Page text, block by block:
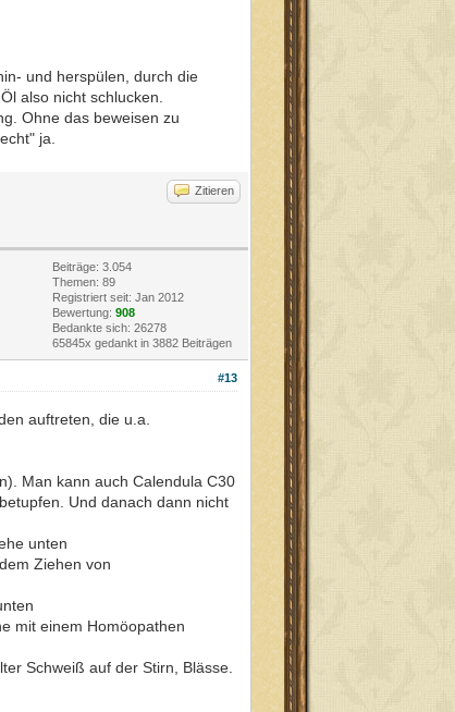
und herspülen, durch die
also nicht schlucken.
Ohne das beweisen zu
ja.
Zitieren
Beiträge: 3.054
Themen: 89
Registriert seit: Jan 2012
Bewertung: 908
Bedankte sich: 26278
65845x gedankt in 3882 Beiträgen
#13
auftreten, die u.a.
Man kann auch Calendula C30
Und danach dann nicht
unten
Ziehen von
mit einem Homöopathen
Schweiß auf der Stirn, Blässe.